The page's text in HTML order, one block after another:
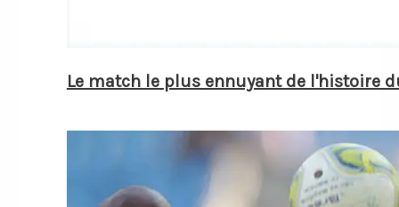
Le match le plus ennuyant de l'histoire